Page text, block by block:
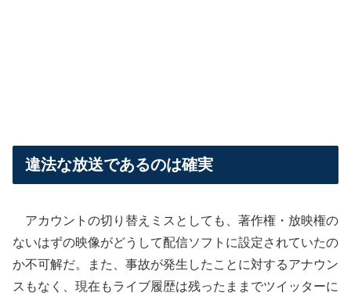
違法な放送であるのは確実
アカウントの切り替えミスとしても、著作権・放映権の
ないはずの映像がどうして配信ソフトに設定されていたの
か不可解だ。また、事故が発生したことに対するアナウン
スもなく、現在もライブ履歴は残ったままでツイッターに